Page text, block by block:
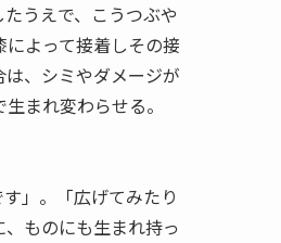
うえで、こうつぶや
よって接着しその接
、シミやダメージが
まれ変わらせる。
」。「広げてみたり
ものにも生まれ持っ